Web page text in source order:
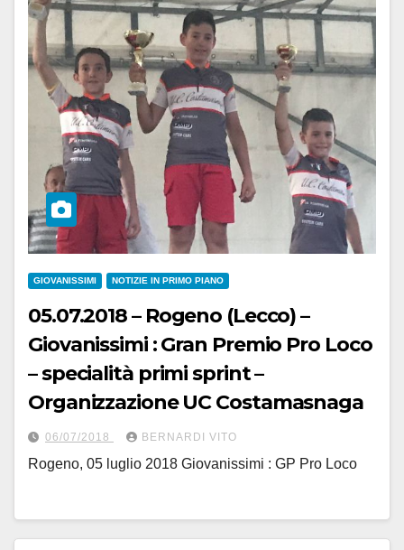
GIOVANISSIMI NOTIZIE IN PRIMO PIANO
05.07.2018 – Rogeno (Lecco) –
Giovanissimi : Gran Premio Pro Loco
– specialità primi sprint –
Organizzazione UC Costamasnaga
06/07/2018 BERNARDI VITO
Rogeno, 05 luglio 2018 Giovanissimi : GP Pro Loco